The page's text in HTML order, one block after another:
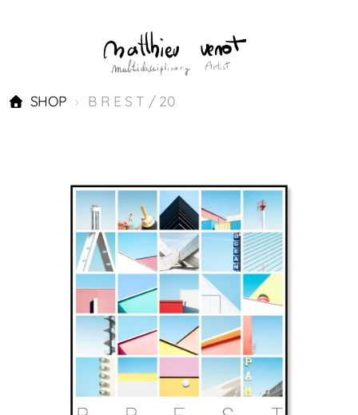
SHOP B R E S T / 20